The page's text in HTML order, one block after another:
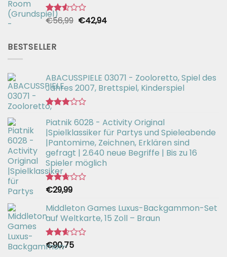
Bewertet
von 5
€56,99 Ursprünglicher
€42,94Aktueller
BESTSELLER
ABACUSSPIELE 03071 - Zooloretto, Spiel des
Jahres 2007, Brettspiel, Kinderspiel
mit
3.02
von 5
Piatnik 6028 - Activity Original
|Spielklassiker für Partys und Spieleabende
|Pantomime, Zeichnen, Erklären sind
gefragt | 2.640 neue Begriffe | Bis zu 16
Spieler möglich
Bewertet
2.66
von 5
€29,99
Middleton Games Luxus-Backgammon-Set
auf Weltkarte, 15 Zoll – Braun
Bewertet
mit
€90,75